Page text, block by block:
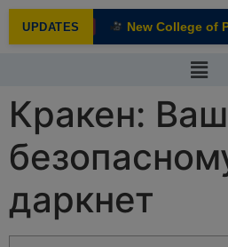
UPDATES
NEW New College of
Кракен:
даркнет